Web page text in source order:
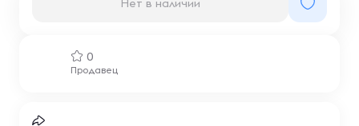
0
Продавец
Нет в наличии